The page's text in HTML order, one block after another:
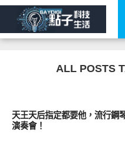
ALL POSTS
天王天后指定都要他，流行鋼
演奏會！